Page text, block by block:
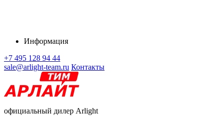
Информация
+7 495 128 94 44
sale@arlight-team.ru Контакты
официальный дилер Arlight